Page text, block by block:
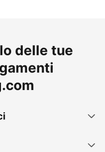
delle tue